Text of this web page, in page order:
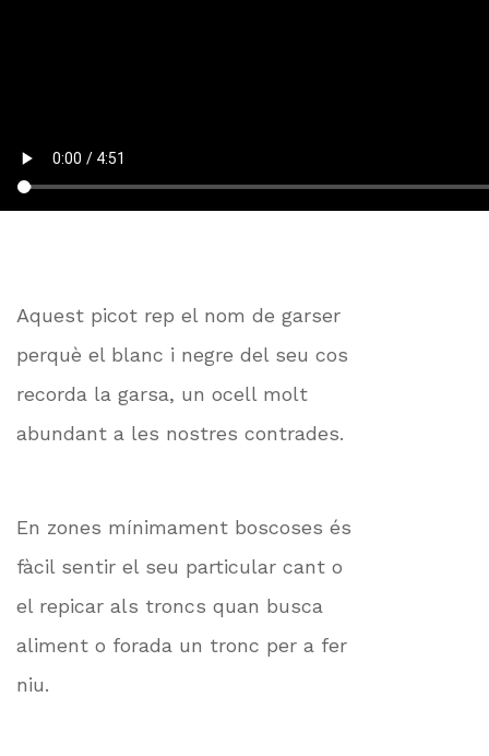
Aquest picot rep el nom de garser
perquè el blanc i negre del seu cos
recorda la garsa, un ocell molt
abundant a les nostres contrades.
En zones mínimament boscoses és
fàcil sentir el seu particular cant o
el repicar als troncs quan busca
aliment o forada un tronc per a fer
niu.